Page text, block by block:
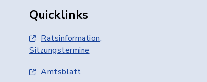
Quicklinks
Ratsinformation,
Sitzungstermine
Amtsblatt